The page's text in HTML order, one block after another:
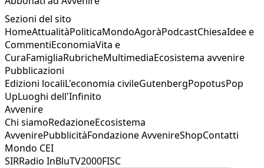
Sezioni del sito
HomeAttualitàPoliticaMondoAgoràPodcastChiesaIdee e
CommentiEconomiaVita e
CuraFamigliaRubricheMultimediaEcosistema avvenire
Pubblicazioni
Edizioni localiL'economia civileGutenbergPopotusPop
UpLuoghi dell'Infinito
Avvenire
Chi siamoRedazioneEcosistema
AvvenirePubblicitàFondazione AvvenireShopContatti
Mondo CEI
SIRRadio InBluTV2000FISC